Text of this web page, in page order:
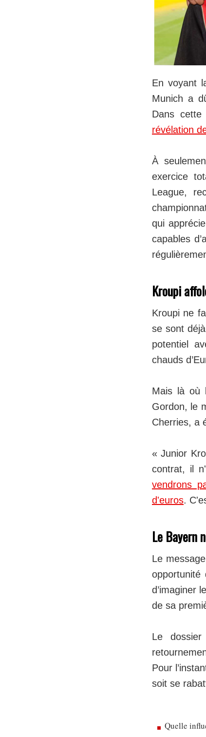
En voyant
Munich a
Dans
révélation
À
exercice
League,
qui
capables
Kroupi
Kroupi ne
se sont
potentiel
chauds
Mais là où
Gordon, le
Cherries, a
« Junior
contrat, il
vendrons
d'euros.
Le Bayern
Le
d’imaginer
de sa
Le dossier
Pour
soit se
Quelle